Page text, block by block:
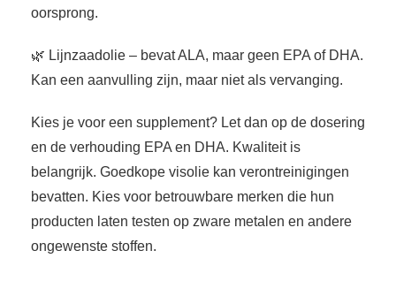
oorsprong.
🌿 Lijnzaadolie – bevat ALA, maar geen EPA of DHA.
Kan een aanvulling zijn, maar niet als vervanging.
Kies je voor een supplement? Let dan op de dosering
en de verhouding EPA en DHA. Kwaliteit is
belangrijk. Goedkope visolie kan verontreinigingen
bevatten. Kies voor betrouwbare merken die hun
producten laten testen op zware metalen en andere
ongewenste stoffen.